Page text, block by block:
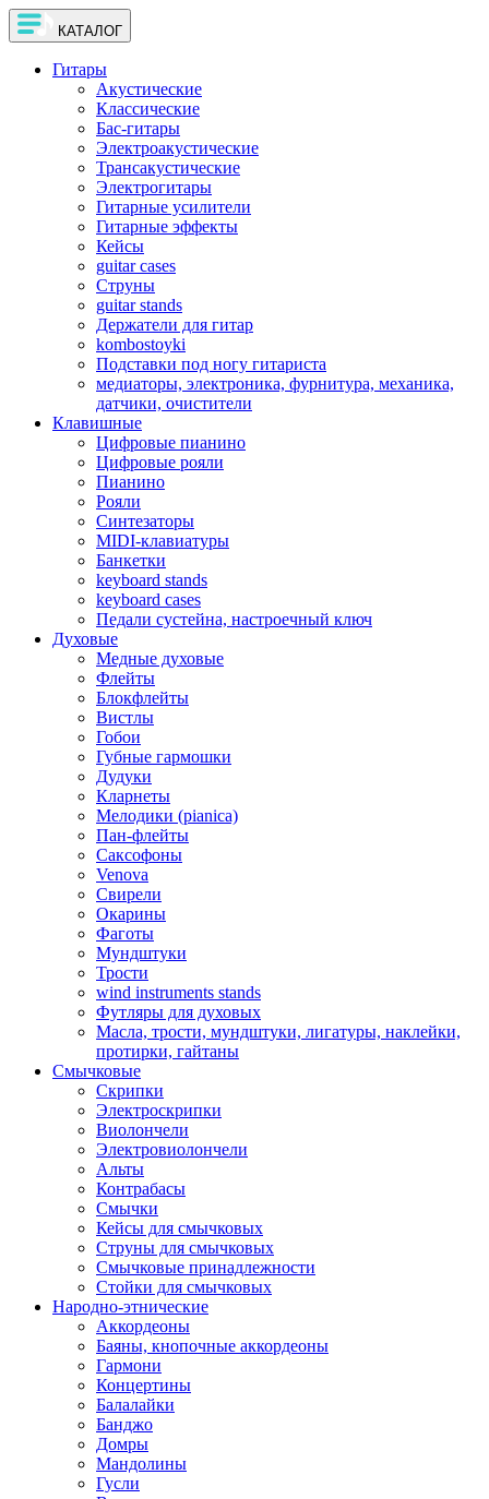
КАТАЛОГ
Гитары
Акустические
Классические
Бас-гитары
Электроакустические
Трансакустические
Электрогитары
Гитарные усилители
Гитарные эффекты
Кейсы
guitar cases
Струны
guitar stands
Держатели для гитар
kombostoyki
Подставки под ногу гитариста
медиаторы, электроника, фурнитура, механика,
датчики, очистители
Клавишные
Цифровые пианино
Цифровые рояли
Пианино
Рояли
Синтезаторы
MIDI-клавиатуры
Банкетки
keyboard stands
keyboard cases
Педали сустейна, настроечный ключ
Духовые
Медные духовые
Флейты
Блокфлейты
Вистлы
Гобои
Губные гармошки
Дудуки
Кларнеты
Мелодики (pianica)
Пан-флейты
Саксофоны
Venova
Свирели
Окарины
Фаготы
Мундштуки
Трости
wind instruments stands
Футляры для духовых
Масла, трости, мундштуки, лигатуры, наклейки,
протирки, гайтаны
Смычковые
Скрипки
Электроскрипки
Виолончели
Электровиолончели
Альты
Контрабасы
Смычки
Кейсы для смычковых
Струны для смычковых
Смычковые принадлежности
Стойки для смычковых
Народно-этнические
Аккордеоны
Баяны, кнопочные аккордеоны
Гармони
Концертины
Балалайки
Банджо
Домры
Мандолины
Гусли